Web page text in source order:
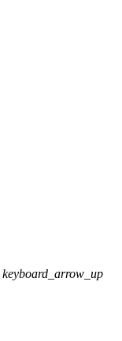
keyboard_arrow_up